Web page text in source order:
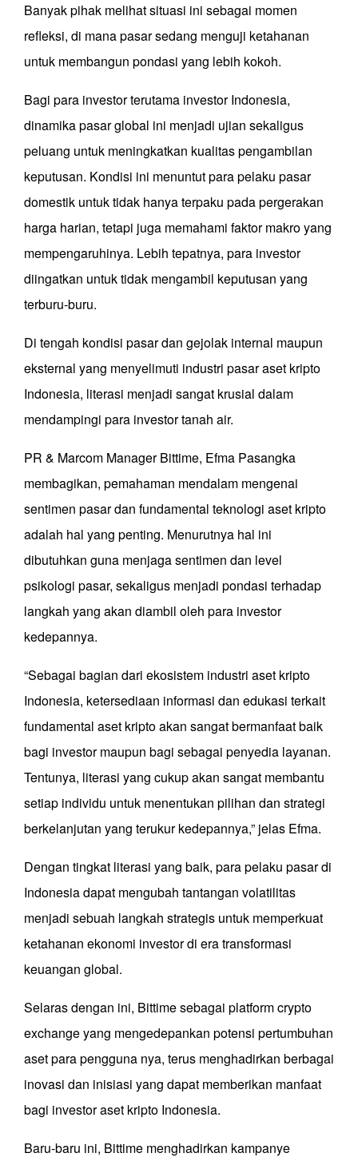
Banyak pihak melihat situasi ini sebagai momen
refleksi, di mana pasar sedang menguji ketahanan
untuk membangun pondasi yang lebih kokoh.
Bagi para investor terutama investor Indonesia,
dinamika pasar global ini menjadi ujian sekaligus
peluang untuk meningkatkan kualitas pengambilan
keputusan. Kondisi ini menuntut para pelaku pasar
domestik untuk tidak hanya terpaku pada pergerakan
harga harian, tetapi juga memahami faktor makro yang
mempengaruhinya. Lebih tepatnya, para investor
diingatkan untuk tidak mengambil keputusan yang
terburu-buru.
Di tengah kondisi pasar dan gejolak internal maupun
eksternal yang menyelimuti industri pasar aset kripto
Indonesia, literasi menjadi sangat krusial dalam
mendampingi para investor tanah air.
PR & Marcom Manager Bittime, Efma Pasangka
membagikan, pemahaman mendalam mengenai
sentimen pasar dan fundamental teknologi aset kripto
adalah hal yang penting. Menurutnya hal ini
dibutuhkan guna menjaga sentimen dan level
psikologi pasar, sekaligus menjadi pondasi terhadap
langkah yang akan diambil oleh para investor
kedepannya.
“Sebagai bagian dari ekosistem industri aset kripto
Indonesia, ketersediaan informasi dan edukasi terkait
fundamental aset kripto akan sangat bermanfaat baik
bagi investor maupun bagi sebagai penyedia layanan.
Tentunya, literasi yang cukup akan sangat membantu
setiap individu untuk menentukan pilihan dan strategi
berkelanjutan yang terukur kedepannya,” jelas Efma.
Dengan tingkat literasi yang baik, para pelaku pasar di
Indonesia dapat mengubah tantangan volatilitas
menjadi sebuah langkah strategis untuk memperkuat
ketahanan ekonomi investor di era transformasi
keuangan global.
Selaras dengan ini, Bittime sebagai platform crypto
exchange yang mengedepankan potensi pertumbuhan
aset para pengguna nya, terus menghadirkan berbagai
inovasi dan inisiasi yang dapat memberikan manfaat
bagi investor aset kripto Indonesia.
Baru-baru ini, Bittime menghadirkan kampanye